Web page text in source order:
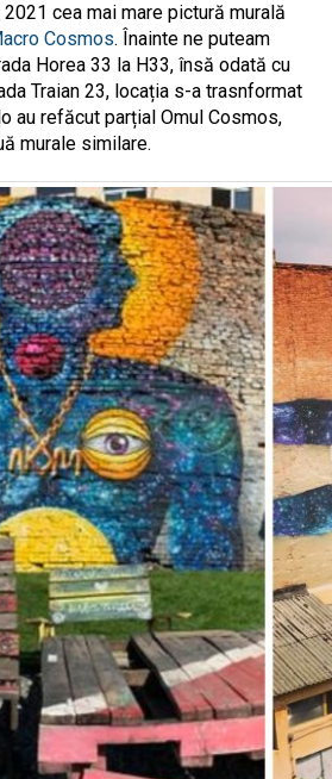
2021 cea mai mare pictură murală
Cosmos. Înainte ne puteam
Horea 33 la H33, însă odată cu
Traian 23, locația s-a trasnformat
au refăcut parțial Omul Cosmos,
murale similare.